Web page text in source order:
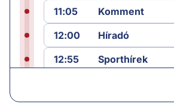
11:05
Komment
12:00
Híradó
12:55
Sporthírek